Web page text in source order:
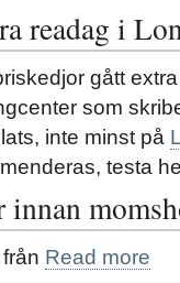
readag i
gått
som
inte minst på
testa
Read more